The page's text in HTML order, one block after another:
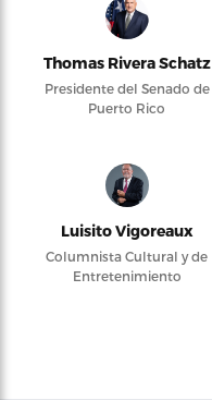
Thomas Rivera Schatz
Presidente del Senado de
Puerto Rico
Luisito Vigoreaux
Columnista Cultural y de
Entretenimiento